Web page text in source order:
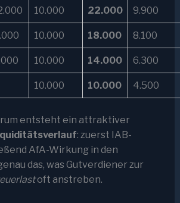
10.000 22.000 9.900
10.000 18.000 8.100
10.000 14.000 6.300
10.000 10.000 4.500
entsteht ein attraktiver
: zuerst IAB-
AfA-Wirkung in den
das, was Gutverdiener zur
oft anstreben.